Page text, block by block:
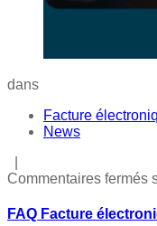
dans
Facture
News
Commentaires fermés
FAQ Facture